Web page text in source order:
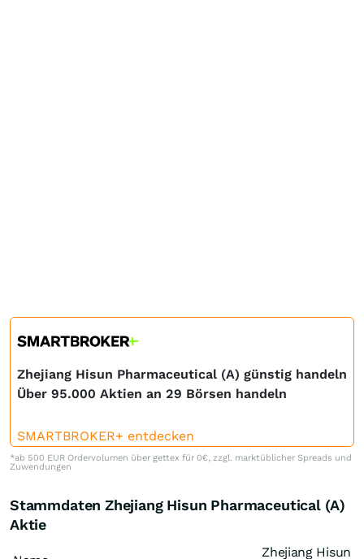
Zhejiang Hisun Pharmaceutical (A) günstig handeln
Über 95.000 Aktien an 29 Börsen handeln
SMARTBROKER+ entdecken
*ab 500 EUR Ordervolumen über gettex für 0€, zzgl. marktüblicher Spreads und
Zuwendungen
Stammdaten Zhejiang Hisun Pharmaceutical (A)
Aktie
Zhejiang Hisun